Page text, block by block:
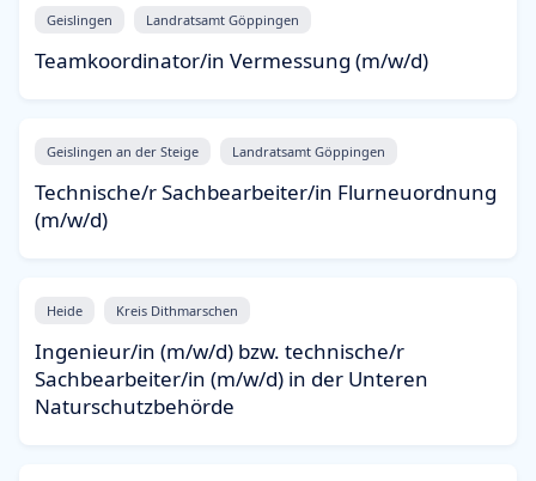
Geislingen Landratsamt Göppingen
Teamkoordinator/in Vermessung (m/w/d)
Geislingen an der Steige Landratsamt Göppingen
Technische/r Sachbearbeiter/in Flurneuordnung
(m/w/d)
Heide Kreis Dithmarschen
Ingenieur/in (m/w/d) bzw. technische/r
Sachbearbeiter/in (m/w/d) in der Unteren
Naturschutzbehörde